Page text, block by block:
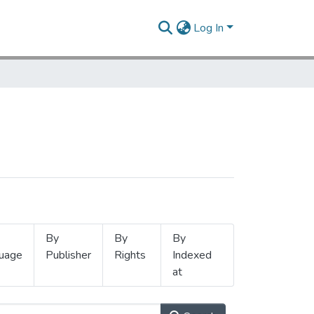
Log In
By
Publisher
By
Rights
By
Indexed
at